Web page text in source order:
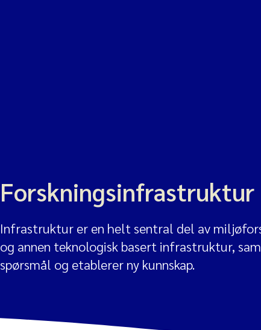
Forskningsinfrastruktur
Infrastruktur er en helt sentral del av
og annen teknologisk basert infrastruktur,
spørsmål og etablerer ny kunnskap.